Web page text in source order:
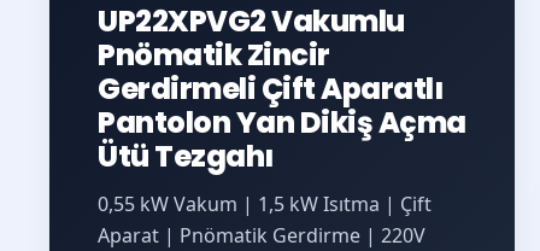
UP22XPVG2 Vakumlu
Pnömatik Zincir
Gerdirmeli Çift Aparatlı
Pantolon Yan Dikiş Açma
Ütü Tezgahı
0,55 kW Vakum | 1,5 kW Isıtma | Çift
Aparat | Pnömatik Gerdirme | 220V